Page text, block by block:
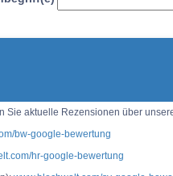
Sie aktuelle Rezensionen über
bw-google-bewertung
hr-google-bewertung